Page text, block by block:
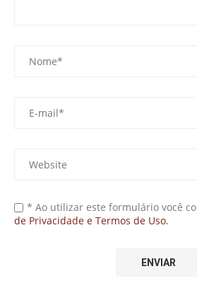
* Ao utilizar este formulário você
de Privacidade e Termos de Uso.